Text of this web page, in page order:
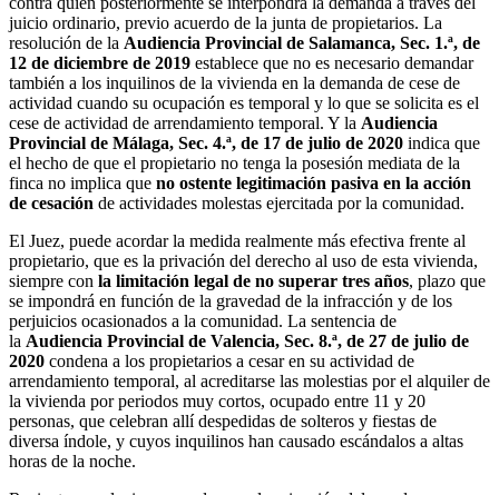
juicio ordinario, previo acuerdo de la junta de propietarios. La
resolución de la Audiencia Provincial de Salamanca, Sec. 1.ª, de
12 de diciembre de 2019 establece que no es necesario demandar
también a los inquilinos de la vivienda en la demanda de cese de
actividad cuando su ocupación es temporal y lo que se solicita es el
cese de actividad de arrendamiento temporal. Y la Audiencia
Provincial de Málaga, Sec. 4.ª, de 17 de julio de 2020 indica que
el hecho de que el propietario no tenga la posesión mediata de la
finca no implica que no ostente legitimación pasiva en la acción
de cesación de actividades molestas ejercitada por la comunidad.
El Juez, puede acordar la medida realmente más efectiva frente al
propietario, que es la privación del derecho al uso de esta vivienda,
siempre con la limitación legal de no superar tres años, plazo que
se impondrá en función de la gravedad de la infracción y de los
perjuicios ocasionados a la comunidad. La sentencia de
la Audiencia Provincial de Valencia, Sec. 8.ª, de 27 de julio de
2020 condena a los propietarios a cesar en su actividad de
arrendamiento temporal, al acreditarse las molestias por el alquiler de
la vivienda por periodos muy cortos, ocupado entre 11 y 20
personas, que celebran allí despedidas de solteros y fiestas de
diversa índole, y cuyos inquilinos han causado escándalos a altas
horas de la noche.